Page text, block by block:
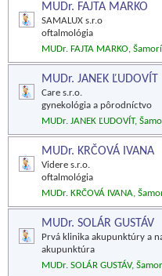
MUDr. FAJTA MARKO
SAMALUX s.r.o
oftalmológia
MUDr. FAJTA MARKO,
MUDr. JANEK ĽUDOVÍT
Care s.r.o.
gynekológia a pôrodníctvo
MUDr. JANEK ĽUDOVÍT,
MUDr. KRČOVÁ IVANA
Videre s.r.o.
oftalmológia
MUDr. KRČOVÁ IVANA,
MUDr. SOLÁR GUSTÁV
Prvá klinika akupunktúry a
akupunktúra
MUDr. SOLÁR GUSTÁV,